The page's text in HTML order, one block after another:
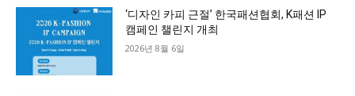
‘디자인 카피 근절’ 한국패션협회, K패션 IP
캠페인 챌린지 개최
2026년 8월 6일